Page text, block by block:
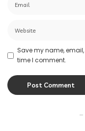
Save my name,
time I comment.